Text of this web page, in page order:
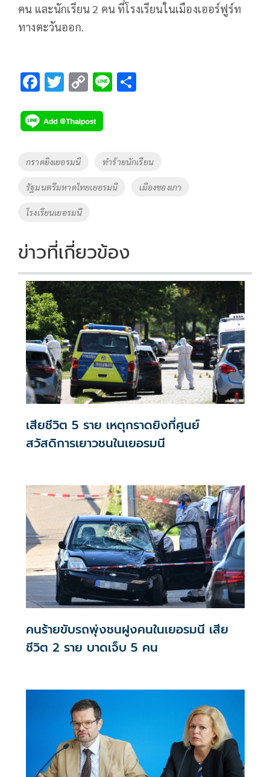
คน และนักเรียน 2 คน ที่โรงเรียนในเมืองเออร์ฟูร์ท
ทางตะวันออก.
F
e
b
o
k
T
tt
er
C
p
y
Li
k
Li
Tags
กราดยิงเยอรมนี ทำร้ายนักเรียน
รัฐมนตรีมหาดไทยเยอรมนี เมืองชองเกา
โรงเรียนเยอรมนี
ข่าวที่เกี่ยวข้อง
เสียชีวิต 5 ราย เหตุกราดยิงที่ศูนย์
สวัสดิการเยาวชนในเยอรมนี
คนร้ายขับรถพุ่งชนฝูงคนในเยอรมนี เสีย
ชีวิต 2 ราย บาดเจ็บ 5 คน